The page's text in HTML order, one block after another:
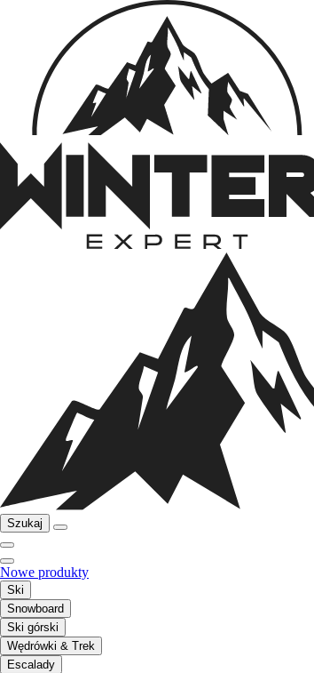
Szukaj
Nowe produkty
Ski
Snowboard
Ski górski
Wędrówki & Trek
Escalady